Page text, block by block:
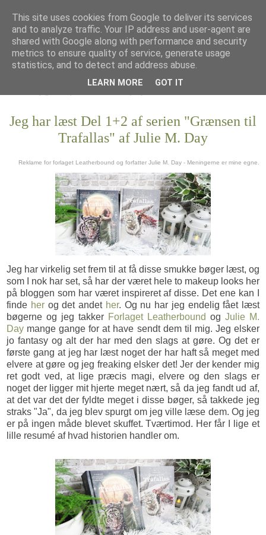
Jeg har læst Del 1+2 af serien "Grænsen til
Trafallas" af Julie M. Day
Reklame for forlaget Leatherbound og forfatter Julie M. Day - Meningerne er mine egne.
Jeg har virkelig set frem til at få disse smukke bøger læst, og
som I nok har set, så har der været hele to makeup looks her
på bloggen som har været inspireret af disse. Det ene kan I
finde herog det andet her. Og nu har jeg endelig fået læst
bøgerne og jeg takker Forlaget Leatherbound og Julie M.
Day mange gange for at have sendt dem til mig. Jeg elsker
jo fantasy og alt der har med den slags at gøre. Og det er
første gang at jeg har læst noget der har haft så meget med
elvere at gøre og jeg freaking elsker det! Jer der kender mig
ret godt ved, at lige præcis magi, elvere og den slags er
noget der ligger mit hjerte meget nært, så da jeg fandt ud af,
at det var det der fyldte meget i disse bøger, så takkede jeg
straks "Ja", da jeg blev spurgt om jeg ville læse dem. Og jeg
er på ingen måde blevet skuffet. Tværtimod. Her får I lige et
lille resumé af hvad historien handler om.
This site uses cookies from Google to deliver its services
and to analyze traffic. Your IP address and user-agent are
shared with Google along with performance and security
metrics to ensure quality of service, generate usage
statistics, and to detect and address abuse.
LEARN MORE GOT IT